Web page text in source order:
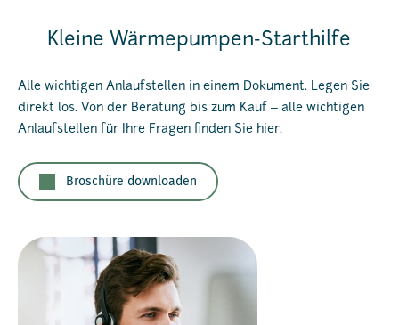
Kleine Wärmepumpen-Starthilfe
Alle wichtigen Anlaufstellen in einem Dokument. Legen Sie
direkt los. Von der Beratung bis zum Kauf ‒ alle wichtigen
Anlaufstellen für Ihre Fragen finden Sie hier.
Broschüre downloaden